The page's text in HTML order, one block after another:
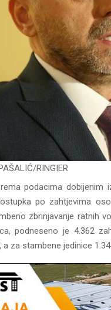
RINGIER
podacima dobijenim
po zahtjevima
zbrinjavanje ratnih
podneseno je 4.362
a za stambene jedinice